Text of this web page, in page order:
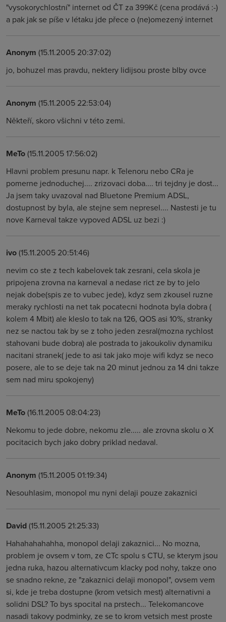
"vysokorychlostní" internet od ČT za 399Kč (cena prodává :-)
a pak jak se píše v létaku jde přece o (ne)omezený internet
Anonym (15.11.2005 20:37:02)
jo, bohuzel mas pravdu, nektery lidijsou proste blby ovce
Anonym (15.11.2005 22:53:04)
Někteří, skoro všichni v této zemi.
MeTo(15.11.2005 17:56:02)
Hlavni problem presunu napr. k Telenoru nebo CRa je
pomerne jednoduchej.... zrizovaci doba.... tri tejdny je dost...
Ja jsem taky uvazoval nad Bluetone Premium ADSL,
dostupnost by byla, ale stejne sem nepresel.... Nastesti je tu
nove Karneval takze vypoved ADSL uz bezi :)
ivo(15.11.2005 20:51:46)
nevim co ste z tech kabelovek tak zesrani, cela skola je
pripojena zrovna na karneval a nedase rict ze by to jelo
nejak dobe(spis ze to vubec jede), kdyz sem zkousel ruzne
meraky rychlosti na net tak pocatecni hodnota byla dobra (
kolem 4 Mbit) ale kleslo to tak na 126, QOS asi 10%, stranky
nez se nactou tak by se z toho jeden zesral(mozna rychlost
stahovani bude dobra) ale postrada to jakoukoliv dynamiku
nacitani stranek( jede to asi tak jako moje wifi kdyz se neco
posere, ale to se deje tak na 20 minut jednou za 14 dni takze
sem nad miru spokojeny)
MeTo(16.11.2005 08:04:23)
Nekomu to jede dobre, nekomu zle..... ale zrovna skolu o X
pocitacich bych jako dobry priklad nedaval.
Anonym (15.11.2005 01:19:34)
Nesouhlasim, monopol mu nyni delaji pouze zakaznici
David(15.11.2005 21:25:33)
Hahahahahahha, monopol delaji zakaznici... No mozna,
problem je ovsem v tom, ze CTc spolu s CTU, se kterym jsou
jedna ruka, hazou alternativcum klacky pod nohy, takze ono
se snadno rekne, ze "zakaznici delaji monopol", ovsem vem
si, kde je treba dostupne (krom vetsich mest) alternativni a
solidni DSL? To bys spocital na prstech... Telekomancove
nasadi takovy podminky, ze se to krom vetsich mest proste